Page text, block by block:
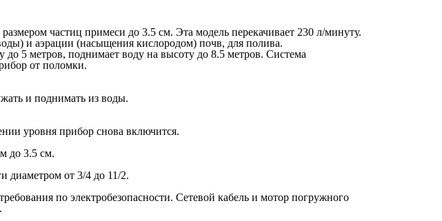
частиц примеси до 3.5 см. Эта модель перекачивает 230 л/минуту.
и аэрации (насыщения кислородом) почв, для полива.
до 5 метров, поднимает воду на высоту до 8.5 метров. Система
от поломки.
и поднимать из воды.
уровня прибор снова включится.
до 3.5 см.
диаметром от 3/4 до 11/2.
по электробезопасности. Сетевой кабель и мотор погружного